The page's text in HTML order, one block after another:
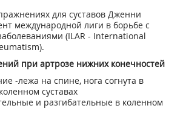
для суставов Дженни
международной лиги в борьбе с
(ILAR - International
при артрозе нижних конечностей
-лежа на спине, нога согнута в
суставах
и разгибательные в коленном